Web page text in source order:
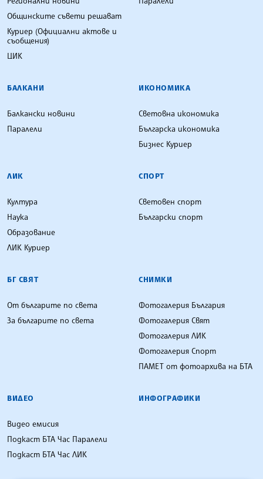
Общинските съвети решават
Куриер (Официални актове и
съобщения)
ЦИК
БАЛКАНИ
Балкански новини
Паралели
ИКОНОМИКА
Световна икономика
Българска икономика
Бизнес Куриер
ЛИК
Култура
Наука
Образование
ЛИК Куриер
СПОРТ
Световен спорт
Български спорт
БГ СВЯТ
От българите по света
За българите по света
СНИМКИ
Фотогалерия България
Фотогалерия Свят
Фотогалерия ЛИК
Фотогалерия Спорт
ПАМЕТ от фотоархива на БТА
ВИДЕО
Видео емисия
Подкаст БТА Час Паралели
Подкаст БТА Час ЛИК
ИНФОГРАФИКИ